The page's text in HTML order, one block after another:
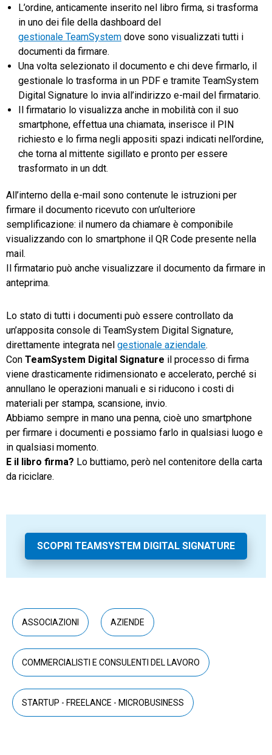
L’ordine, anticamente inserito nel libro firma, si trasforma
in uno dei file della dashboard del
gestionale TeamSystem dove sono visualizzati tutti i
documenti da firmare.
Una volta selezionato il documento e chi deve firmarlo, il
gestionale lo trasforma in un PDF e tramite TeamSystem
Digital Signature lo invia all’indirizzo e-mail del firmatario.
Il firmatario lo visualizza anche in mobilità con il suo
smartphone, effettua una chiamata, inserisce il PIN
richiesto e lo firma negli appositi spazi indicati nell’ordine,
che torna al mittente sigillato e pronto per essere
trasformato in un ddt.
All’interno della e-mail sono contenute le istruzioni per
firmare il documento ricevuto con un’ulteriore
semplificazione: il numero da chiamare è componibile
visualizzando con lo smartphone il QR Code presente nella
mail.
Il firmatario può anche visualizzare il documento da firmare in
anteprima.
Lo stato di tutti i documenti può essere controllato da
un’apposita console di TeamSystem Digital Signature,
direttamente integrata nel gestionale aziendale.
Con TeamSystem Digital Signature il processo di firma
viene drasticamente ridimensionato e accelerato, perché si
annullano le operazioni manuali e si riducono i costi di
materiali per stampa, scansione, invio.
Abbiamo sempre in mano una penna, cioè uno smartphone
per firmare i documenti e possiamo farlo in qualsiasi luogo e
in qualsiasi momento.
E il libro firma? Lo buttiamo, però nel contenitore della carta
da riciclare.
SCOPRI TEAMSYSTEM DIGITAL SIGNATURE
ASSOCIAZIONI AZIENDE
COMMERCIALISTI E CONSULENTI DEL LAVORO
STARTUP - FREELANCE - MICROBUSINESS